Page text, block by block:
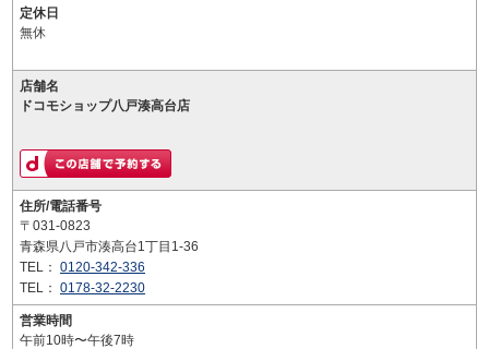
定休日
無休
店舗名
ドコモショップ八戸湊高台店
住所/電話番号
〒031-0823
青森県八戸市湊高台1丁目1-36
TEL： 0120-342-336
TEL： 0178-32-2230
営業時間
午前10時〜午後7時